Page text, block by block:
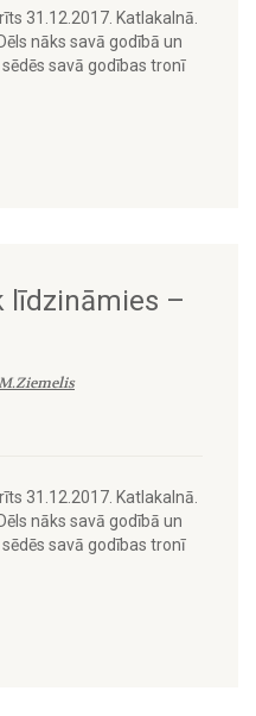
31.12.2017. Katlakalnā.
nāks savā godībā un
savā godības tronī
līdzināmies –
31.12.2017. Katlakalnā.
nāks savā godībā un
savā godības tronī